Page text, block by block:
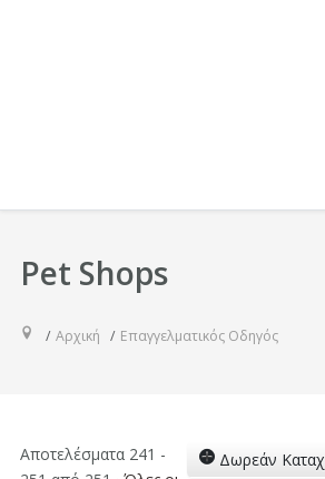
Pet Shops
Αρχική Επαγγελματικός Οδηγός
Δωρεάν
Αποτελέσματα 241 -